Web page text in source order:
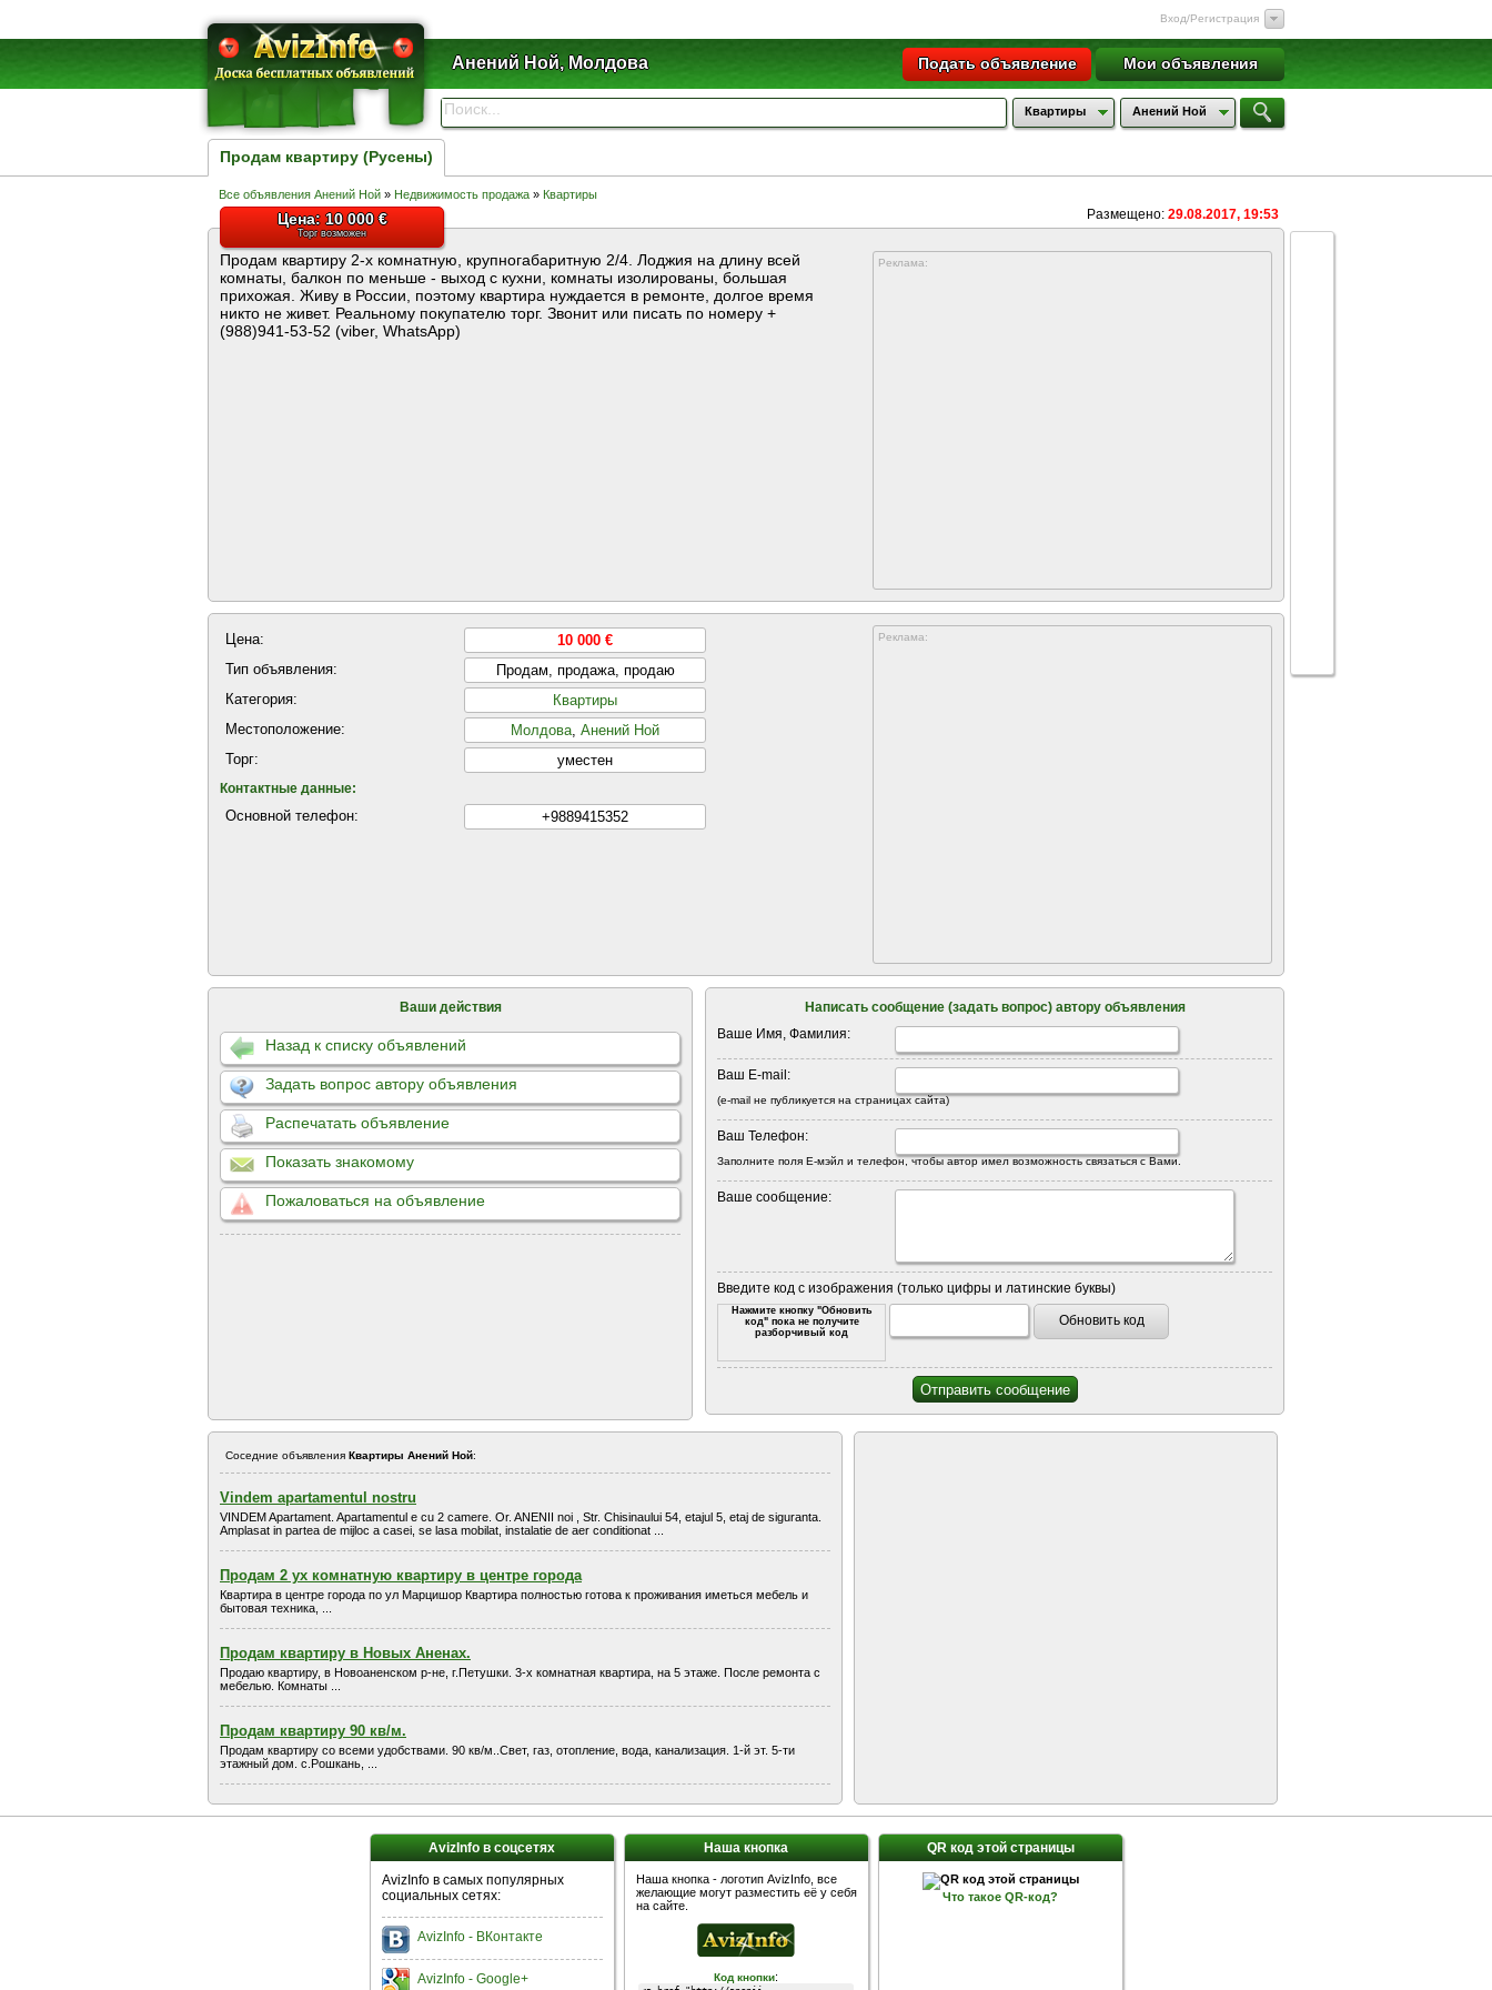
Вход/Регистрация
Анений Ной, Молдова Мои объявления
Подать объявление
Квартиры Анений Ной
Продам квартиру (Русены)
Все объявления Анений Ной » Недвижимость продажа » Квартиры
Размещено: 29.08.2017, 19:53
Цена: 10 000 €
Торг возможен
Реклама:
Продам квартиру 2-х комнатную, крупногабаритную 2/4. Лоджия на длину всей
комнаты, балкон по меньше - выход с кухни, комнаты изолированы, большая
прихожая. Живу в России, поэтому квартира нуждается в ремонте, долгое время
никто не живет. Реальному покупателю торг. Звонит или писать по номеру +
(988)941-53-52 (viber, WhatsApp)
Цена:
10 000 €
Тип объявления:
Продам, продажа, продаю
Категория:
Квартиры
Местоположение:
Молдова, Анений Ной
Торг:
уместен
Контактные данные:
Основной телефон: +9889415352
Реклама:
Ваши действия
Назад к списку объявлений
Задать вопрос автору объявления
Распечатать объявление
Показать знакомому
Пожаловаться на объявление
Написать сообщение (задать вопрос) автору объявления
Ваше Имя, Фамилия:
Ваш E-mail:
(e-mail не публикуется на страницах сайта)
Ваш Телефон:
Заполните поля Е-мэйл и телефон, чтобы автор имел возможность связаться с Вами.
Ваше сообщение:
Введите код с изображения (только цифры и латинские буквы)
Нажмите кнопку "Обновить
код" пока не получите
разборчивый код
Обновить код
Соседние объявления Квартиры Анений Ной:
Vindem apartamentul nostru
VINDEM Apartament. Apartamentul e cu 2 camere. Or. ANENII noi , Str. Chisinaului 54, etajul 5, etaj de siguranta.
Amplasat in partea de mijloc a casei, se lasa mobilat, instalatie de aer conditionat ...
Продам 2 ух комнатную квартиру в центре города
Квартира в центре города по ул Марцишор Квартира полностью готова к проживания иметься мебель и
бытовая техника, ...
Продам квартиру в Новых Аненах.
Продаю квартиру, в Новоаненском р-не, г.Петушки. 3-х комнатная квартира, на 5 этаже. После ремонта с
мебелью. Комнаты ...
Продам квартиру 90 кв/м.
Продам квартиру со всеми удобствами. 90 кв/м..Свет, газ, отопление, вода, канализация. 1-й эт. 5-ти
этажный дом. с.Рошкань, ...
AvizInfo в соцсетях
AvizInfo в самых популярных
социальных сетях:
AvizInfo - ВКонтакте
AvizInfo - Google+
Наша кнопка
Наша кнопка - логотип AvizInfo, все
желающие могут разместить её у себя
на сайте.
Код кнопки:
QR код этой страницы
Что такое QR-код?